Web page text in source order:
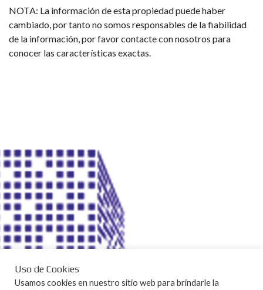
NOTA: La información de esta propiedad puede haber
cambiado, por tanto no somos responsables de la fiabilidad
de la información, por favor contacte con nosotros para
conocer las características exactas.
Aviso legal
Uso de Cookies
Usamos cookies en nuestro sitio web para brindarle la